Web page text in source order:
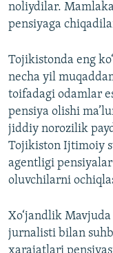
noliydilar.
pensiyaga
Tojikistonda eng
necha yil
toifadagi odamlar
pensiya olishi
jiddiy norozilik
Tojikiston Ijtimoiy
agentligi
oluvchilarni
Xo‘jandlik Mavjuda
jurnalisti bilan